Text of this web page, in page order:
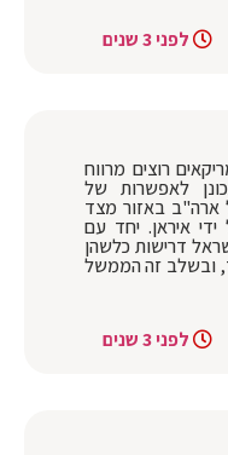
לפני 3 שנים
רוצים מרווח
לאפשרות של
ארה"ב באזור מצד
איראן. יחד עם
דרישות כלשהן
ובשלב זה הממשל
לפני 3 שנים